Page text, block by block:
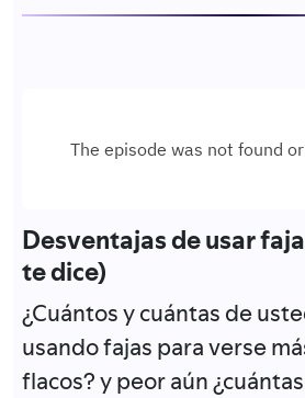
Desventajas de usar
te dice)
¿Cuántos y cuántas de
usando fajas para verse
flacos? y peor aún